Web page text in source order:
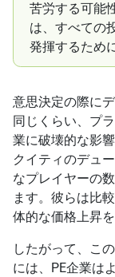
苦労する可能
は、すべての
発揮するため
意思決定の際に
同じくらい、プ
業に破壊的な影
クイティのデュ
なプレイヤーの
ます。彼らは比
体的な価格上昇
したがって、こ
には、PE企業は